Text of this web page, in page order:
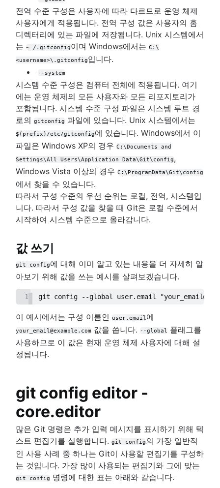
전역 수준 구성은 사용자에 따라 다르므로 운영 체제
사용자에게 적용됩니다. 전역 구성 값은 사용자의 홈
디렉터리에 있는 파일에 저장됩니다. Unix 시스템에서
는 ~ /.gitconfig이며 Windows에서는 C:\
<username>\.gitconfig입니다.
--system
시스템 수준 구성은 컴퓨터 전체에 적용됩니다. 여기
에는 운영 체제의 모든 사용자와 모든 리포지토리가
포함됩니다. 시스템 수준 구성 파일은 시스템 루트 경
로의 gitconfig 파일에 있습니다. Unix 시스템에서는
$(prefix)/etc/gitconfig에 있습니다. Windows에서 이
파일은 Windows XP의 경우 C:\Documents and
Settings\All Users\Application Data\Git\config,
Windows Vista 이상의 경우 C:\ProgramData\Git\config
에서 찾을 수 있습니다.
따라서 구성 수준의 우선 순위는 로컬, 전역, 시스템입
니다. 따라서 구성 값을 찾을 때 Git은 로컬 수준에서
시작하여 시스템 수준으로 올라갑니다.
값 쓰기
git config에 대해 이미 알고 있는 내용을 더 자세히 알
아보기 위해 값을 쓰는 예시를 살펴보겠습니다.
1 git config --global user.email
이 예시에서는 구성 이름인 user.email 에
your_email@example.com 값을 씁니다. --global
플래그를
사용하므로 이 값은 현재 운영 체제 사용자에 대해 설
정됩니다.
git config editor -
core.editor
많은 Git 명령은 추가 입력 메시지를 표시하기 위해 텍
스트 편집기를 실행합니다. git config의 가장 일반적
인 사용 사례 중 하나는 Git이 사용할 편집기를 구성하
는 것입니다. 가장 많이 사용되는 편집기와 그에 맞는
git config 명령에 대한 표는 아래와 같습니다.